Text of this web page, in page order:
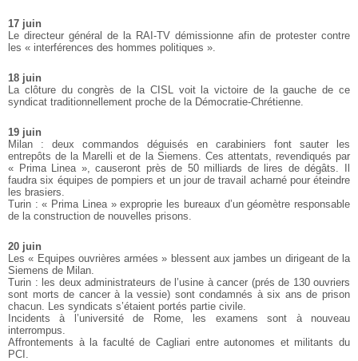
17 juin
Le directeur général de la RAI-TV démissionne afin de protester contre
les « interférences des hommes politiques ».
18 juin
La clôture du congrès de la CISL voit la victoire de la gauche de ce
syndicat traditionnellement proche de la Démocratie-Chrétienne.
19 juin
Milan : deux commandos déguisés en carabiniers font sauter les
entrepôts de la Marelli et de la Siemens. Ces attentats, revendiqués par
« Prima Linea », causeront près de 50 milliards de lires de dégâts. Il
faudra six équipes de pompiers et un jour de travail acharné pour éteindre
les brasiers.
Turin : « Prima Linea » exproprie les bureaux d’un géomètre responsable
de la construction de nouvelles prisons.
20 juin
Les « Equipes ouvrières armées » blessent aux jambes un dirigeant de la
Siemens de Milan.
Turin : les deux administrateurs de l’usine à cancer (prés de 130 ouvriers
sont morts de cancer à la vessie) sont condamnés à six ans de prison
chacun. Les syndicats s’étaient portés partie civile.
Incidents à l’université de Rome, les examens sont à nouveau
interrompus.
Affrontements à la faculté de Cagliari entre autonomes et militants du
PCI.